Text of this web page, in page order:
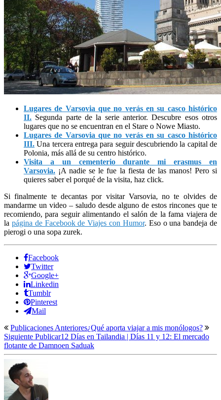
Lugares de Varsovia que no verás en su casco histórico
II. Segunda parte de la serie anterior. Descubre esos otros
lugares que no se encuentran en el Stare o Nowe Miasto.
Lugares de Varsovia que no verás en su casco histórico
III. Una tercera entrega para seguir descubriendo la capital de
Polonia, más allá de su centro histórico.
Visita a un cementerio durante mi erasmus en
Varsovia. ¡A nadie se le fue la fiesta de las manos! Pero si
quieres saber el porqué de la visita, haz click.
Si finalmente te decantas por visitar Varsovia, no te olvides de
mandarme un video – saludo desde alguno de estos rincones que te
recomiendo, para seguir alimentando el salón de la fama viajera de
la página de Facebook de Viajes con Humor. Eso o una bandeja de
pierogi o una sopa zurek.
Facebook
Twitter
Google+
Linkedin
Tumblr
Pinterest
Mail
Publicaciones Anteriores¿Qué aporta viajar a mis monólogos?
Siguiente Publicar12 Días en Tailandia | Días 11 y 12: El mercado
flotante de Damnoen Saduak